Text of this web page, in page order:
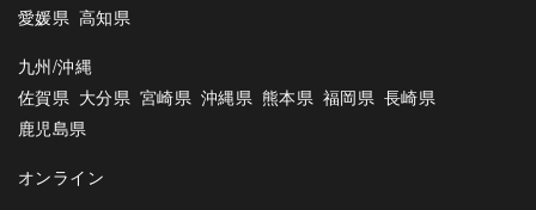
愛媛県 高知県
九州/沖縄
佐賀県 大分県 宮崎県 沖縄県 熊本県 福岡県 長崎県
鹿児島県
オンライン